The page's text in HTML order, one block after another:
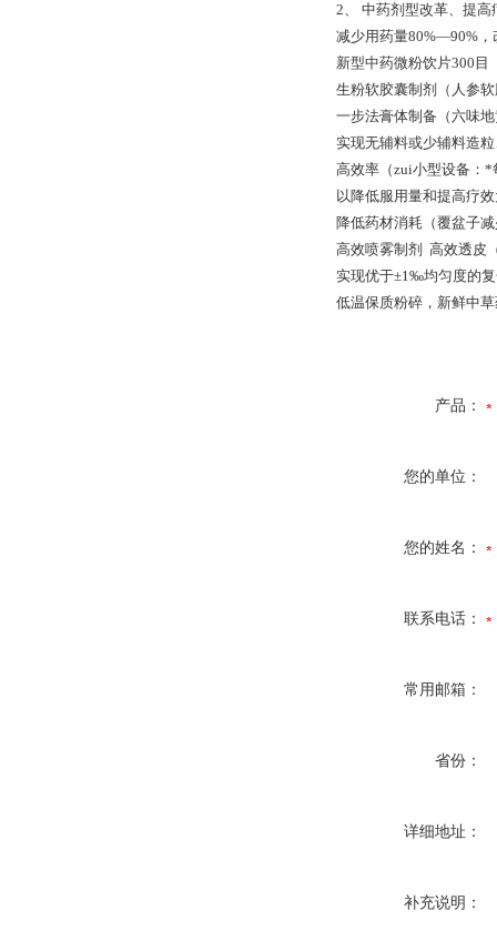
2、 中药剂型改革、提
减少用药量80%—90%，
新型中药微粉饮
生粉软胶囊制剂（人参
一步法膏体制备（六
实现无辅料或少辅料
高效率（zui小型设备：*
以降低服用量和提高疗
降低药材消耗（覆盆子
高效喷雾制剂 高效透皮
实现优于±1‰均匀度的
低温保质粉碎，新鲜中
产品：
您的单位：
您的姓名：
联系电话：
常用邮箱：
省份：
详细地址：
补充说明：